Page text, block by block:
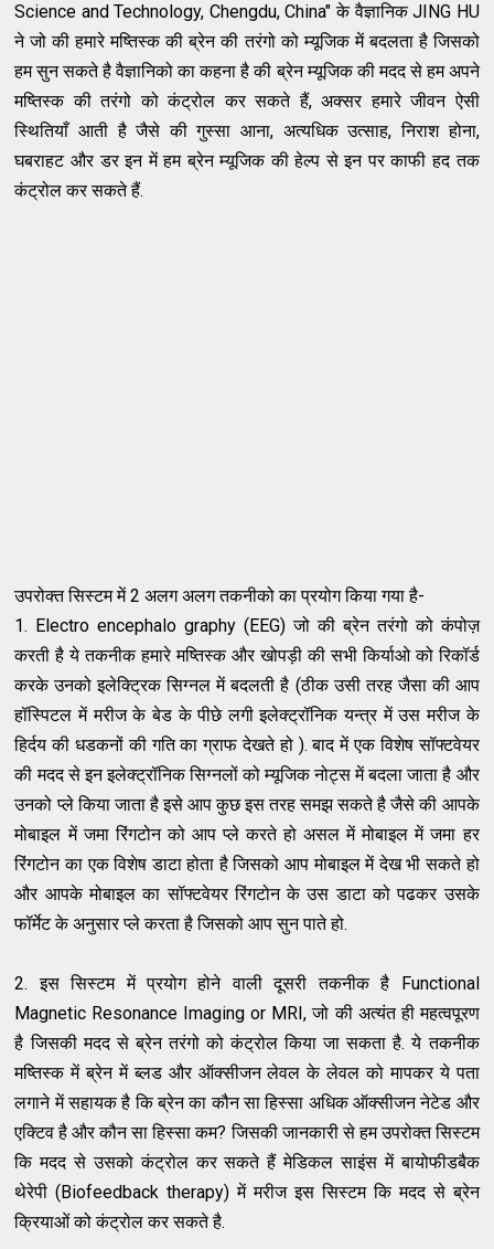
Science and Technology, Chengdu, China" के वैज्ञानिक JING HU
ने जो की हमारे मष्तिस्क की ब्रेन की तरंगो को म्यूजिक में बदलता है जिसको
हम सुन सकते है वैज्ञानिको का कहना है की ब्रेन म्यूजिक की मदद से हम अपने
मष्तिस्क की तरंगो को कंट्रोल कर सकते हैं, अक्सर हमारे जीवन ऐसी
स्थितियाँ आती है जैसे की गुस्सा आना, अत्यधिक उत्साह, निराश होना,
घबराहट और डर इन में हम ब्रेन म्यूजिक की हेल्प से इन पर काफी हद तक
कंट्रोल कर सकते हैं.
उपरोक्त सिस्टम में 2 अलग अलग तकनीको का प्रयोग किया गया है-
1. Electro encephalo graphy (EEG) जो की ब्रेन तरंगो को कंपोज़
करती है ये तकनीक हमारे मष्तिस्क और खोपड़ी की सभी किर्याओ को रिकॉर्ड
करके उनको इलेक्ट्रिक सिग्नल में बदलती है (ठीक उसी तरह जैसा की आप
हॉस्पिटल में मरीज के बेड के पीछे लगी इलेक्ट्रॉनिक यन्त्र में उस मरीज के
हिर्दय की धडकनों की गति का ग्राफ देखते हो ). बाद में एक विशेष सॉफ्टवेयर
की मदद से इन इलेक्ट्रॉनिक सिग्नलों को म्यूजिक नोट्स में बदला जाता है और
उनको प्ले किया जाता है इसे आप कुछ इस तरह समझ सकते है जैसे की आपके
मोबाइल में जमा रिंगटोन को आप प्ले करते हो असल में मोबाइल में जमा हर
रिंगटोन का एक विशेष डाटा होता है जिसको आप मोबाइल में देख भी सकते हो
और आपके मोबाइल का सॉफ्टवेयर रिंगटोन के उस डाटा को पढकर उसके
फॉर्मेट के अनुसार प्ले करता है जिसको आप सुन पाते हो.
2. इस सिस्टम में प्रयोग होने वाली दूसरी तकनीक है Functional
Magnetic Resonance Imaging or MRI, जो की अत्यंत ही महत्वपूरण
है जिसकी मदद से ब्रेन तरंगो को कंट्रोल किया जा सकता है. ये तकनीक
मष्तिस्क में ब्रेन में ब्लड और ऑक्सीजन लेवल के लेवल को मापकर ये पता
लगाने में सहायक है कि ब्रेन का कौन सा हिस्सा अधिक ऑक्सीजन नेटेड और
एक्टिव है और कौन सा हिस्सा कम? जिसकी जानकारी से हम उपरोक्त सिस्टम
कि मदद से उसको कंट्रोल कर सकते हैं मेडिकल साइंस में बायोफीडबैक
थेरेपी (Biofeedback therapy) में मरीज इस सिस्टम कि मदद से ब्रेन
क्रियाओं को कंट्रोल कर सकते है.